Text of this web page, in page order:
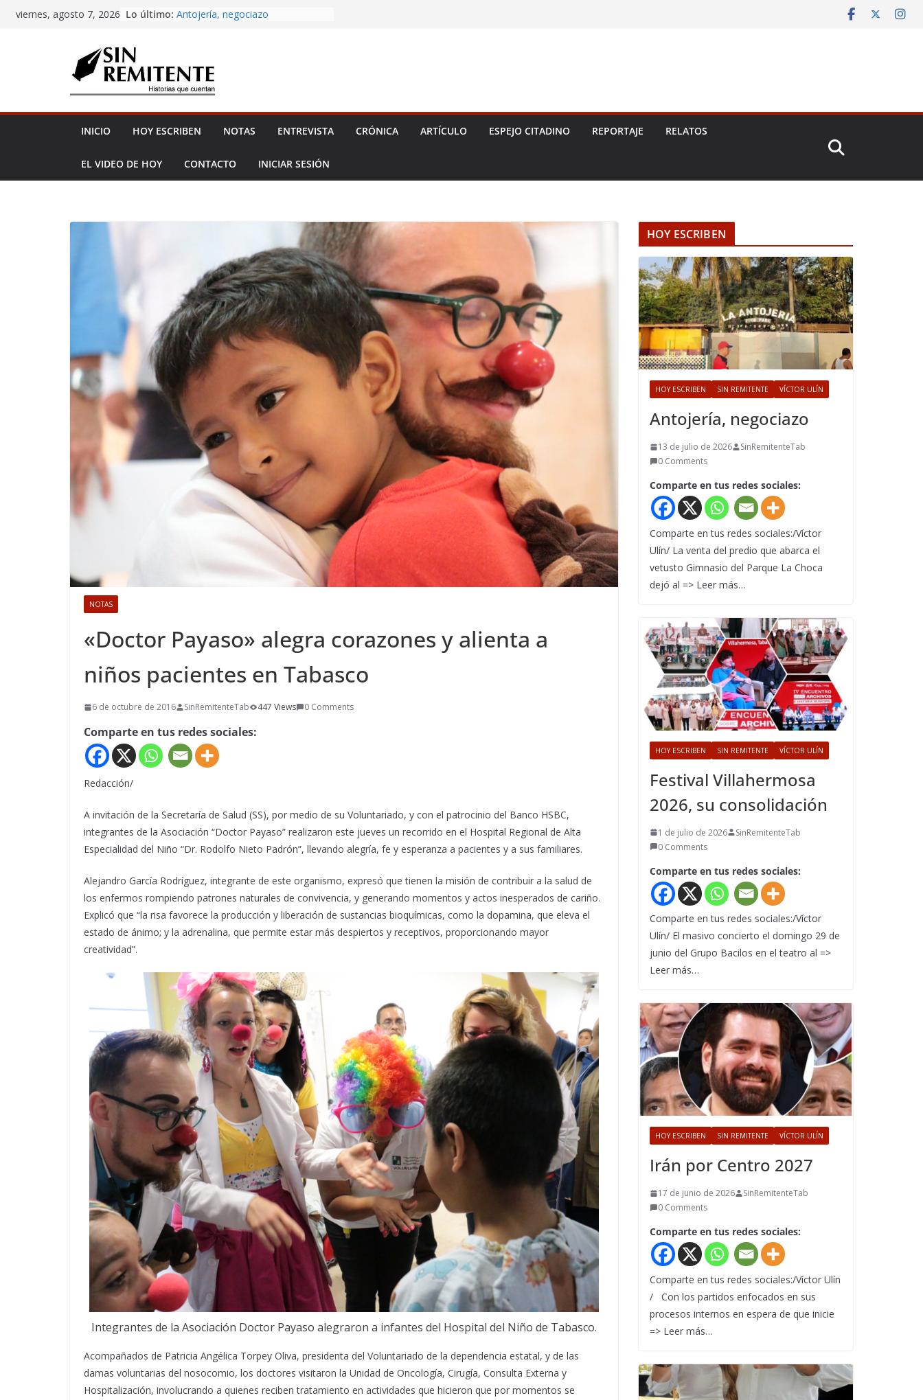
Skipviernes, agosto 7, 2026 Lo último: Antojería, negociazo
Amor eterno
INICIO HOY ESCRIBEN NOTAS ENTREVISTA CRÓNICA ARTÍCULO ESPEJO CITADINO REPORTAJE RELATOS
EL VIDEO DE HOY CONTACTO INICIAR SESIÓN
NOTAS
«Doctor Payaso» alegra corazones y alienta a
niños pacientes en Tabasco
6 de octubre de 2016 SinRemitenteTab 447 Views 0 Comments
Comparte en tus redes sociales:
Redacción/
A invitación de la Secretaría de Salud (SS), por medio de su Voluntariado, y con el patrocinio del Banco HSBC,
integrantes de la Asociación “Doctor Payaso” realizaron este jueves un recorrido en el Hospital Regional de Alta
Especialidad del Niño “Dr. Rodolfo Nieto Padrón”, llevando alegría, fe y esperanza a pacientes y a sus familiares.
Alejandro García Rodríguez, integrante de este organismo, expresó que tienen la misión de contribuir a la salud de
los enfermos rompiendo patrones naturales de convivencia, y generando momentos y actos inesperados de cariño.
Explicó que “la risa favorece la producción y liberación de sustancias bioquímicas, como la dopamina, que eleva el
estado de ánimo; y la adrenalina, que permite estar más despiertos y receptivos, proporcionando mayor
creatividad”.
Integrantes de la Asociación Doctor Payaso alegraron a infantes del Hospital del Niño de Tabasco.
Acompañados de Patricia Angélica Torpey Oliva, presidenta del Voluntariado de la dependencia estatal, y de las
damas voluntarias del nosocomio, los doctores visitaron la Unidad de Oncología, Cirugía, Consulta Externa y
Hospitalización, involucrando a quienes reciben tratamiento en actividades que hicieron que por momentos se
HOY ESCRIBEN
HOY ESCRIBEN SIN REMITENTE VÍCTOR ULÍN
Antojería, negociazo
13 de julio de 2026
SinRemitenteTab
0 Comments
Comparte en tus redes sociales:
Comparte en tus redes sociales:/Víctor
Ulín/ La venta del predio que abarca el
vetusto Gimnasio del Parque La Choca
dejó al => Leer más…
HOY ESCRIBEN SIN REMITENTE VÍCTOR ULÍN
Festival Villahermosa
2026, su consolidación
1 de julio de 2026
SinRemitenteTab
0 Comments
Comparte en tus redes sociales:
Comparte en tus redes sociales:/Víctor
Ulín/ El masivo concierto el domingo 29 de
junio del Grupo Bacilos en el teatro al =>
Leer más…
HOY ESCRIBEN SIN REMITENTE VÍCTOR ULÍN
Irán por Centro 2027
17 de junio de 2026
SinRemitenteTab
0 Comments
Comparte en tus redes sociales:
Comparte en tus redes sociales:/Víctor Ulín
/ Con los partidos enfocados en sus
procesos internos en espera de que inicie
=> Leer más…